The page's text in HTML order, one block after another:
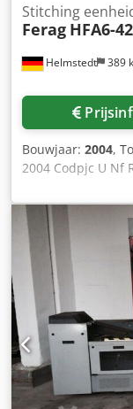
Helmstedt 389
Stitching
Ferag HFA6-
Bouwjaar: 2004,
2004 Codpjc U Nf
Stitching eenheid